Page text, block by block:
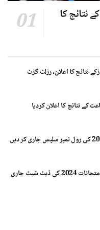
پنجاب، تعلیمی بورڈزمیٹرک 2024 کے نتائج کا
فیڈرل بورڈ نے 11 ویں ، 12 ویں کے امتحانات 2024 کی ڈیٹ شیٹ جاری